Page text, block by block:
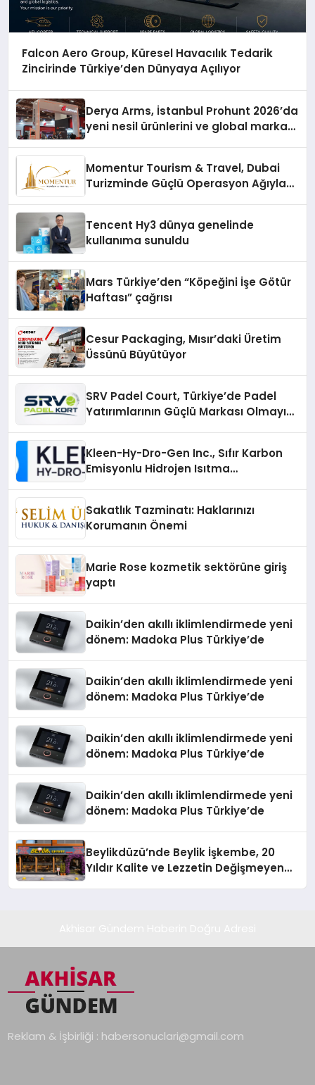
Falcon Aero Group, Küresel Havacılık Tedarik
Zincirinde Türkiye’den Dünyaya Açılıyor
Derya Arms, İstanbul Prohunt 2026’da
yeni nesil ürünlerini ve global marka
Momentur Tourism & Travel, Dubai
Turizminde Güçlü Operasyon Ağıyla
Tencent Hy3 dünya genelinde
kullanıma sunuldu
Mars Türkiye’den “Köpeğini İşe Götür
Haftası” çağrısı
Cesur Packaging, Mısır’daki Üretim
Üssünü Büyütüyor
SRV Padel Court, Türkiye’de Padel
Yatırımlarının Güçlü Markası Olmayı
Kleen-Hy-Dro-Gen Inc., Sıfır Karbon
Emisyonlu Hidrojen Isıtma
Sakatlık Tazminatı: Haklarınızı
Korumanın Önemi
Marie Rose kozmetik sektörüne giriş
yaptı
Daikin’den akıllı iklimlendirmede yeni
dönem: Madoka Plus Türkiye’de
Daikin’den akıllı iklimlendirmede yeni
dönem: Madoka Plus Türkiye’de
Daikin’den akıllı iklimlendirmede yeni
dönem: Madoka Plus Türkiye’de
Daikin’den akıllı iklimlendirmede yeni
dönem: Madoka Plus Türkiye’de
Beylikdüzü’nde Beylik İşkembe, 20
Yıldır Kalite ve Lezzetin Değişmeyen
Reklam & İşbirliği : habersonuclari@gmail.com